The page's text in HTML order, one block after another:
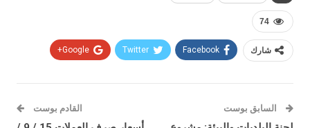
74
شارك Facebook
Twitter
Google+
السابق بوست القادم بوست